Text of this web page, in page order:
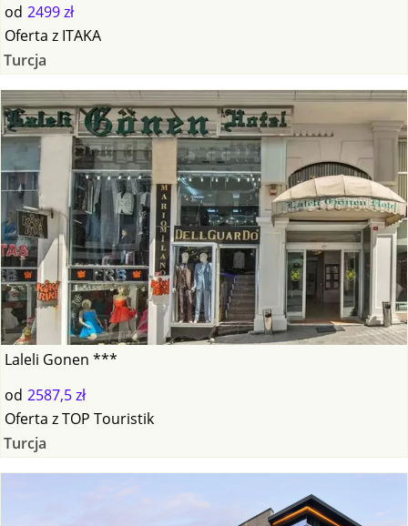
od 2499 zł
Oferta z ITAKA
Turcja
Laleli Gonen ***
od 2587,5 zł
Oferta zTOP Touristik
Turcja